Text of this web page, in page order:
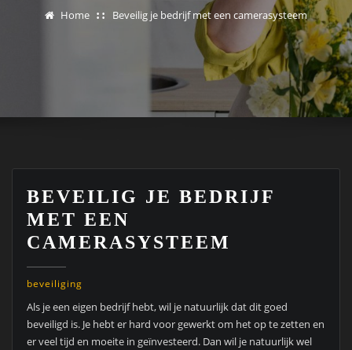
Home Beveilig je bedrijf met een camerasysteem
BEVEILIG JE BEDRIJF
MET EEN
CAMERASYSTEEM
beveiliging
Als je een eigen bedrijf hebt, wil je natuurlijk dat dit goed
beveiligd is. Je hebt er hard voor gewerkt om het op te zetten en
er veel tijd en moeite in geïnvesteerd. Dan wil je natuurlijk wel